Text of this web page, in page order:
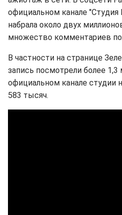
официальном канале "Студия
набрала около двух
множество комментариев
В частности на странице
запись посмотрели более 1,3
официальном канале студии
583 тысяч.